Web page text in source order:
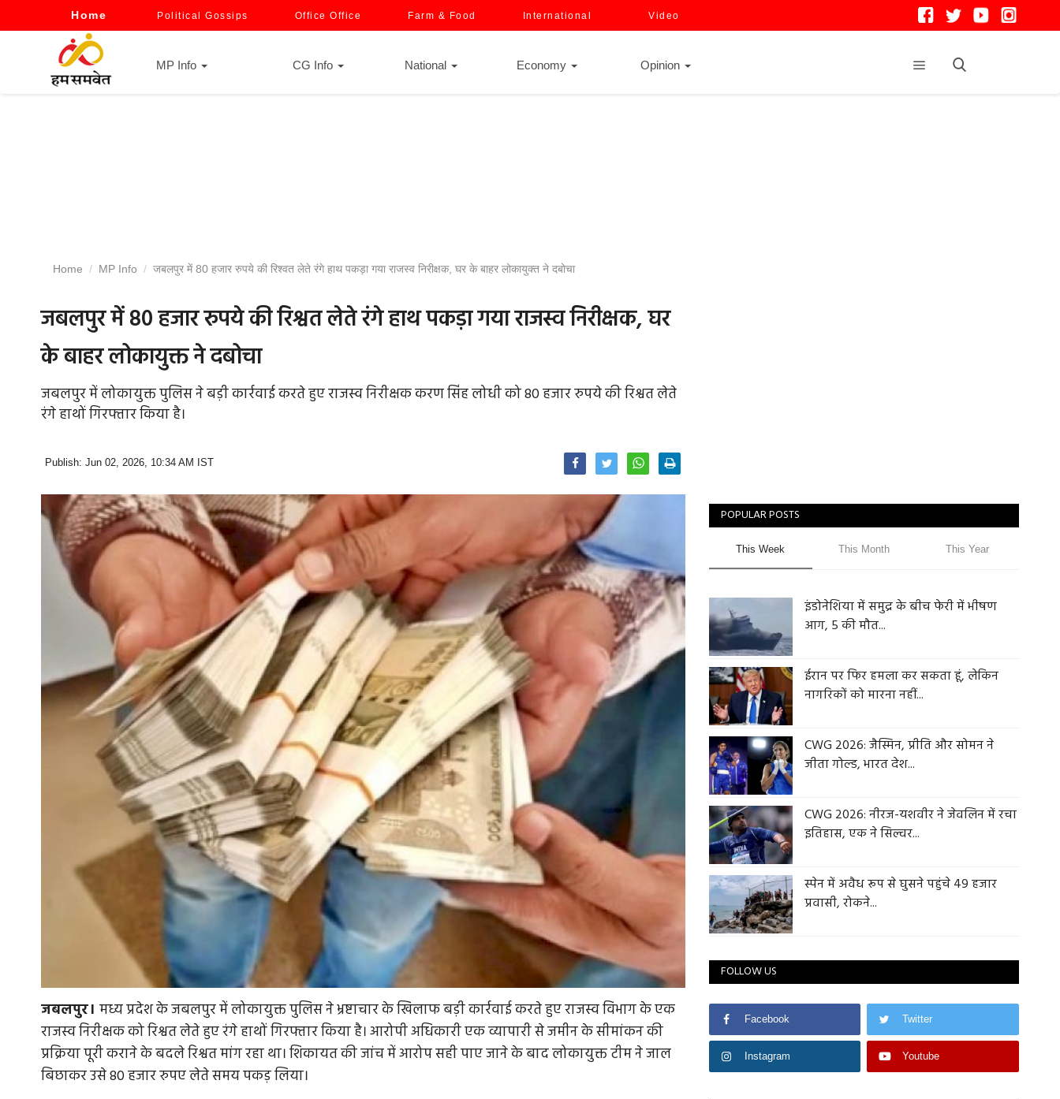
Home Political Gossips Office Office Farm & Food International Video
MP Info CG Info National Economy Opinion
Home MP Info जबलपुर में 80 हजार रुपये की रिश्वत लेते रंगे हाथ पकड़ा गया राजस्व निरीक्षक, घर के बाहर लोकायुक्त ने दबोचा
जबलपुर में 80 हजार रुपये की रिश्वत लेते रंगे हाथ पकड़ा गया राजस्व निरीक्षक, घर
के बाहर लोकायुक्त ने दबोचा
जबलपुर में लोकायुक्त पुलिस ने बड़ी कार्रवाई करते हुए राजस्व निरीक्षक करण सिंह लोधी को 80 हजार रुपये की रिश्वत लेते
रंगे हाथों गिरफ्तार किया है।
Publish: Jun 02, 2026, 10:34 AM IST
जबलपुर। मध्य प्रदेश के जबलपुर में लोकायुक्त पुलिस ने भ्रष्टाचार के खिलाफ बड़ी कार्रवाई करते हुए राजस्व विभाग के एक
राजस्व निरीक्षक को रिश्वत लेते हुए रंगे हाथों गिरफ्तार किया है। आरोपी अधिकारी एक व्यापारी से जमीन के सीमांकन की
प्रक्रिया पूरी कराने के बदले रिश्वत मांग रहा था। शिकायत की जांच में आरोप सही पाए जाने के बाद लोकायुक्त टीम ने जाल
बिछाकर उसे 80 हजार रुपए लेते समय पकड़ लिया।
POPULAR POSTS
This Week This Month This Year
इंडोनेशिया में समुद्र के बीच फेरी में भीषण
आग, 5 की मौत...
ईरान पर फिर हमला कर सकता हूं, लेकिन
नागरिकों को मारना नहीं...
CWG 2026: जैस्मिन, प्रीति और सोमन ने
जीता गोल्ड, भारत देश...
CWG 2026: नीरज-यशवीर ने जेवलिन में रचा
इतिहास, एक ने सिल्वर...
स्पेन में अवैध रूप से घुसने पहुंचे 49 हजार
प्रवासी, रोकने...
FOLLOW US
Facebook Twitter
Instagram Youtube